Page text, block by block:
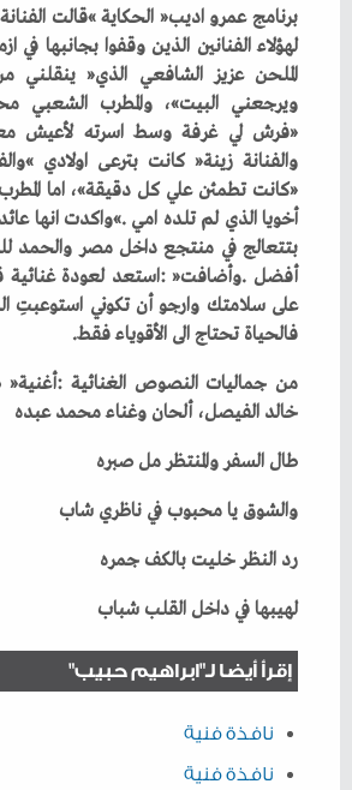
‬فالحياة‭ ‬تحتاج‭ ‬الى‭ ‬الأقوياء‭ ‬فقط‭.‬
‬خالد‭ ‬الفيصل،‭ ‬ألحان‭ ‬وغناء‭ ‬محمد‭ ‬عبده
طال‭ ‬السفر‭ ‬والمنتظر‭ ‬مل‭ ‬صبره
والشوق‭ ‬يا‭ ‬محبوب‭ ‬في‭ ‬ناظري‭ ‬شاب
رد‭ ‬النظر‭ ‬خليت‭ ‬بالكف‭ ‬جمره
لهيبها‭ ‬في‭ ‬داخل‭ ‬القلب‭ ‬شباب
إقرأ أيضا لـ"ابراهيم حبيب"
نافذة فنية
نافذة فنية